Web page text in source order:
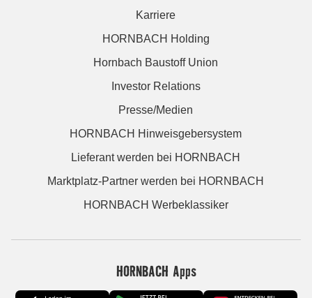
Karriere
HORNBACH Holding
Hornbach Baustoff Union
Investor Relations
Presse/Medien
HORNBACH Hinweisgebersystem
Lieferant werden bei HORNBACH
Marktplatz-Partner werden bei HORNBACH
HORNBACH Werbeklassiker
HORNBACH Apps